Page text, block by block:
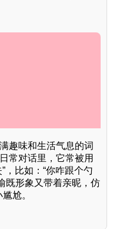
趣味和生活气息的词
常对话里，它常被用
，比如：“你咋跟个勺
既形象又带着亲昵，仿
尬。